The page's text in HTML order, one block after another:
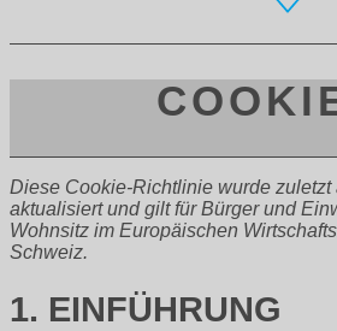
Diese Cookie-Richtlinie wurde zuletzt
aktualisiert und gilt für Bürger und
Wohnsitz im Europäischen
Schweiz.
1. EINFÜHRUNG